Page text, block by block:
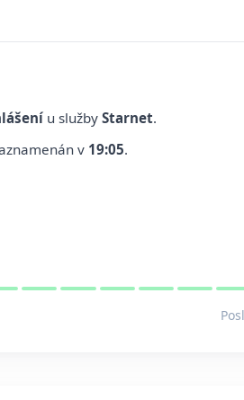
u služby Starnet.
v 19:05.